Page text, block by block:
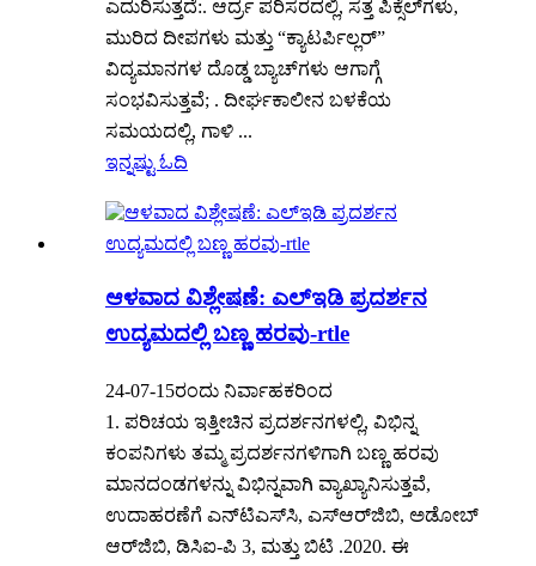
ಎದುರಿಸುತ್ತದೆ:. ಆರ್ದ್ರ ಪರಿಸರದಲ್ಲಿ, ಸತ್ತ ಪಿಕ್ಸೆಲ್‌ಗಳು,
ಮುರಿದ ದೀಪಗಳು ಮತ್ತು “ಕ್ಯಾಟರ್ಪಿಲ್ಲರ್”
ವಿದ್ಯಮಾನಗಳ ದೊಡ್ಡ ಬ್ಯಾಚ್‌ಗಳು ಆಗಾಗ್ಗೆ
ಸಂಭವಿಸುತ್ತವೆ; . ದೀರ್ಘಕಾಲೀನ ಬಳಕೆಯ
ಸಮಯದಲ್ಲಿ, ಗಾಳಿ ...
ಇನ್ನಷ್ಟು ಓದಿ
ಆಳವಾದ ವಿಶ್ಲೇಷಣೆ: ಎಲ್ಇಡಿ ಪ್ರದರ್ಶನ
ಉದ್ಯಮದಲ್ಲಿ ಬಣ್ಣ ಹರವು-rtle
24-07-15ರಂದು ನಿರ್ವಾಹಕರಿಂದ
1. ಪರಿಚಯ ಇತ್ತೀಚಿನ ಪ್ರದರ್ಶನಗಳಲ್ಲಿ, ವಿಭಿನ್ನ
ಕಂಪನಿಗಳು ತಮ್ಮ ಪ್ರದರ್ಶನಗಳಿಗಾಗಿ ಬಣ್ಣ ಹರವು
ಮಾನದಂಡಗಳನ್ನು ವಿಭಿನ್ನವಾಗಿ ವ್ಯಾಖ್ಯಾನಿಸುತ್ತವೆ,
ಉದಾಹರಣೆಗೆ ಎನ್‌ಟಿಎಸ್‌ಸಿ, ಎಸ್‌ಆರ್‌ಜಿಬಿ, ಅಡೋಬ್
ಆರ್‌ಜಿಬಿ, ಡಿಸಿಐ-ಪಿ 3, ಮತ್ತು ಬಿಟಿ .2020. ಈ